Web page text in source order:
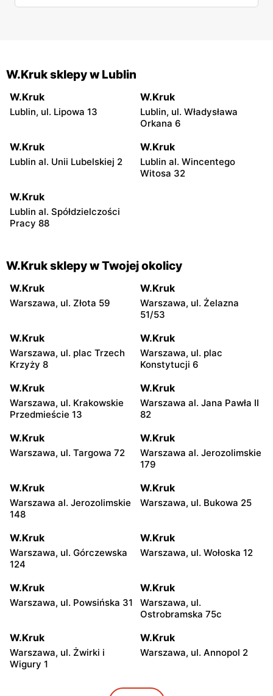
W.Kruk sklepy w Lublin
W.Kruk
Lublin, ul. Lipowa 13
W.Kruk
Lublin, ul. Władysława
Orkana 6
W.Kruk
Lublin al. Unii Lubelskiej 2
W.Kruk
Lublin al. Wincentego
Witosa 32
W.Kruk
Lublin al. Spółdzielczości
Pracy 88
W.Kruk sklepy w Twojej okolicy
W.Kruk
Warszawa, ul. Złota 59
W.Kruk
Warszawa, ul. Żelazna
51/53
W.Kruk
Warszawa, ul. plac Trzech
Krzyży 8
W.Kruk
Warszawa, ul. plac
Konstytucji 6
W.Kruk
Warszawa, ul. Krakowskie
Przedmieście 13
W.Kruk
Warszawa al. Jana Pawła II
82
W.Kruk
Warszawa, ul. Targowa 72
W.Kruk
Warszawa al. Jerozolimskie
179
W.Kruk
Warszawa al. Jerozolimskie
148
W.Kruk
Warszawa, ul. Bukowa 25
W.Kruk
Warszawa, ul. Górczewska
124
W.Kruk
Warszawa, ul. Wołoska 12
W.Kruk
Warszawa, ul. Powsińska 31
W.Kruk
Warszawa, ul.
Ostrobramska 75c
W.Kruk
Warszawa, ul. Żwirki i
Wigury 1
W.Kruk
Warszawa, ul. Annopol 2
W.Kruk